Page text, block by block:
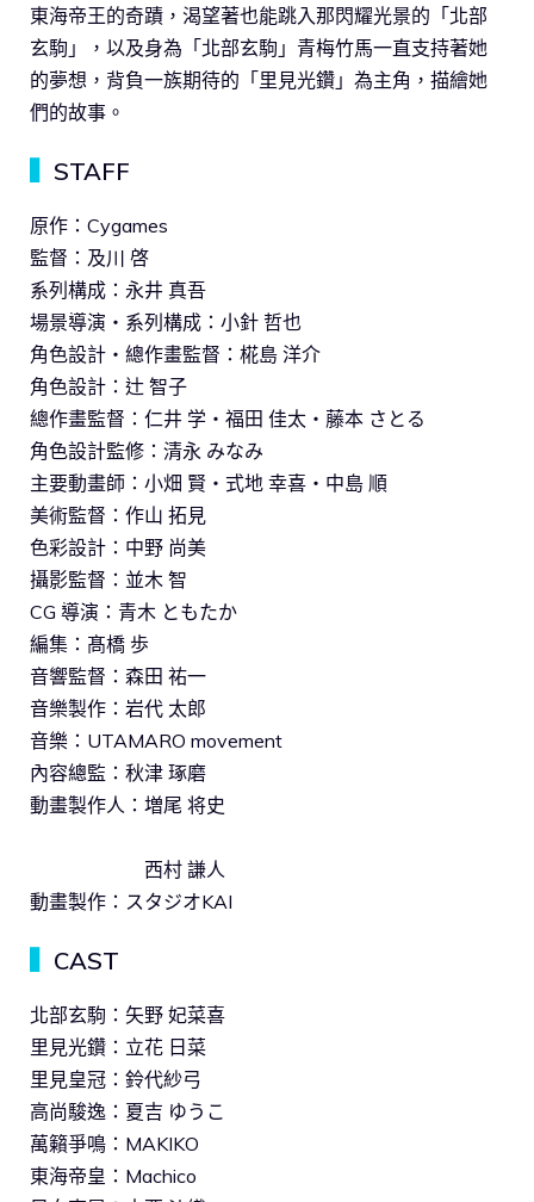
東海帝王的奇蹟，渴望著也能跳入那閃耀光景的「北部
玄駒」，以及身為「北部玄駒」青梅竹馬一直支持著她
的夢想，背負一族期待的「里見光鑽」為主角，描繪她
們的故事。
STAFF
原作：Cygames
監督：及川 啓
系列構成：永井 真吾
場景導演・系列構成：小針 哲也
角色設計・總作畫監督：椛島 洋介
角色設計：辻 智子
總作畫監督：仁井 学・福田 佳太・藤本 さとる
角色設計監修：清永 みなみ
主要動畫師：小畑 賢・式地 幸喜・中島 順
美術監督：作山 拓見
色彩設計：中野 尚美
攝影監督：並木 智
CG 導演：青木 ともたか
編集：髙橋 歩
音響監督：森田 祐一
音樂製作：岩代 太郎
音樂：UTAMARO movement
內容總監：秋津 琢磨
動畫製作人：増尾 将史
西村 謙人
動畫製作：スタジオKAI
CAST
北部玄駒：矢野 妃菜喜
里見光鑽：立花 日菜
里見皇冠：鈴代紗弓
高尚駿逸：夏吉 ゆうこ
萬籟爭鳴：MAKIKO
東海帝皇：Machico